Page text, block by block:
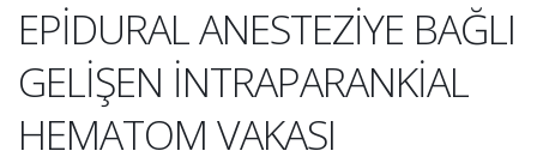
EPİDURAL ANESTEZİYE BAĞLI
GELİŞEN İNTRAPARANKİAL
HEMATOM VAKASI